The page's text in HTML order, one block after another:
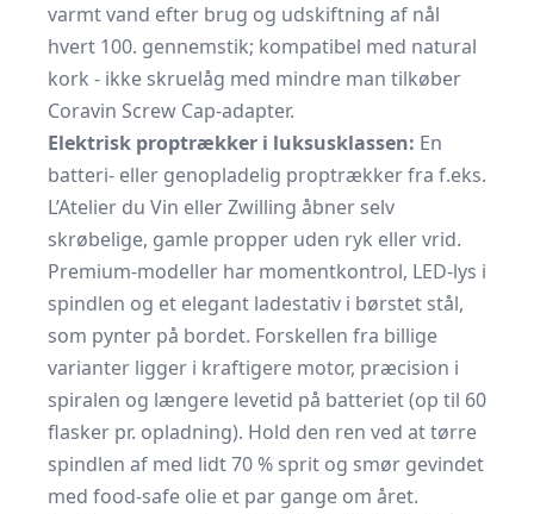
varmt vand efter brug og udskiftning af nål
hvert 100. gennemstik; kompatibel med natural
kork - ikke skruelåg med mindre man tilkøber
Coravin Screw Cap-adapter.
Elektrisk proptrækker i luksusklassen: En
batteri- eller genopladelig proptrækker fra f.eks.
L’Atelier du Vin eller Zwilling åbner selv
skrøbelige, gamle propper uden ryk eller vrid.
Premium-modeller har momentkontrol, LED-lys i
spindlen og et elegant ladestativ i børstet stål,
som pynter på bordet. Forskellen fra billige
varianter ligger i kraftigere motor, præcision i
spiralen og længere levetid på batteriet (op til 60
flasker pr. opladning). Hold den ren ved at tørre
spindlen af med lidt 70 % sprit og smør gevindet
med food-safe olie et par gange om året.